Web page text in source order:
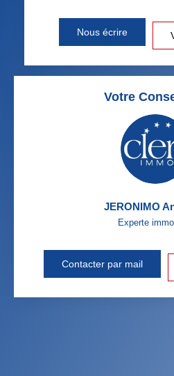
Nous écrire
Votre
JERONIMO
Experte
Contacter par mail